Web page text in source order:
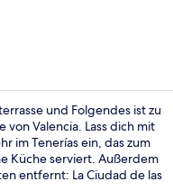
und Folgendes ist zu
Valencia. Lass dich mit
im Tenerías ein, das zum
Küche serviert. Außerdem
entfernt: La Ciudad de las